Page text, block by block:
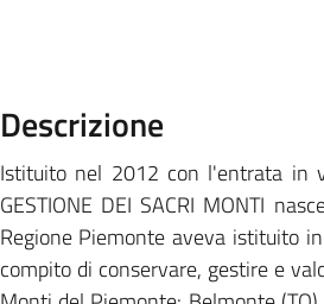
Descrizione
Istituito nel 2012 con l'entrata in
GESTIONE DEI SACRI MONTI
Regione Piemonte aveva istituito
compito di conservare, gestire e